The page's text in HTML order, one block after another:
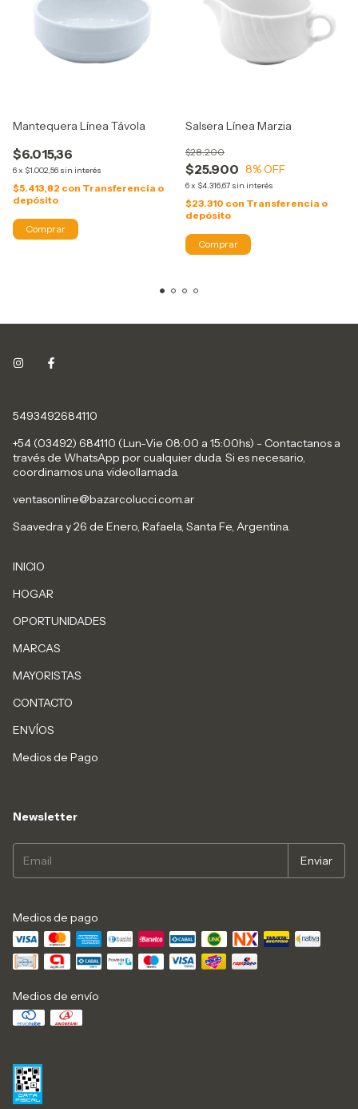
Mantequera Línea Távola
$6.015,36
6x $1.002,56 sin interés
$5.413,82 con Transferencia o
depósito
Salsera Línea Marzia
$25.900
$28.200
8% OFF
6x $4.316,67 sin interés
$23.310 con Transferencia o
depósito
5493492684110
+54 (03492) 684110 (Lun-Vie 08:00 a 15:00hs) - Contactanos a
través de WhatsApp por cualquier duda. Si es necesario,
coordinamos una videollamada.
ventasonline@bazarcolucci.com.ar
Saavedra y 26 de Enero, Rafaela, Santa Fe, Argentina.
INICIO
HOGAR
OPORTUNIDADES
MARCAS
MAYORISTAS
CONTACTO
ENVÍOS
Medios de Pago
Newsletter
Medios de pago
Medios de envío